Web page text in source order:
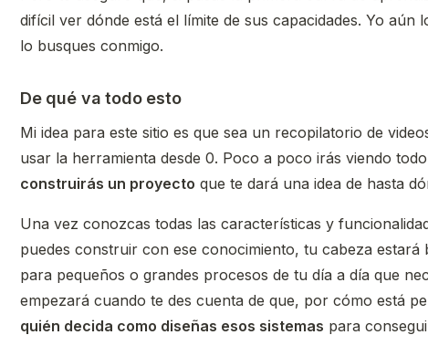
difícil ver dónde está el límite de sus capacidades. Yo aún
lo busques conmigo.
De qué va todo esto
Mi idea para este sitio es que sea un recopilatorio de
usar la herramienta desde 0. Poco a poco irás viendo
construirás un proyecto que te dará una idea de hasta
Una vez conozcas todas las características y
puedes construir con ese conocimiento, tu cabeza estará
para pequeños o grandes procesos de tu día a día que
empezará cuando te des cuenta de que, por cómo está
quién decida como diseñas esos sistemas para